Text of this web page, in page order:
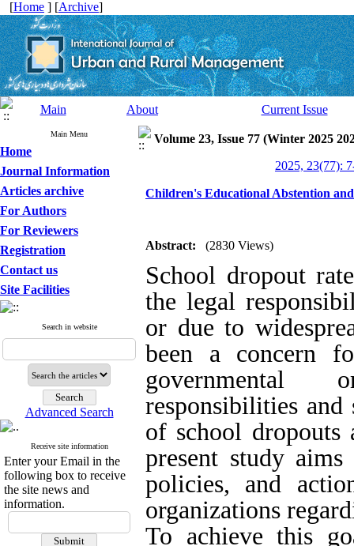
[Home ] [Archive]
Main About Current Issue
Main Menu
Home
Journal Information
Articles archive
For Authors
For Reviewers
Registration
Contact us
Site Facilities
Search in website
Advanced Search
Receive site information
Enter your Email in the
following box to receive
the site news and
information.
Volume 23, Issue 77 (Winter 2025
2025, 23(77):
Children's Educational Abstention
Abstract: (2830 Views)
School dropout
the legal
or due to
been a concern
governmental
responsibilities
of school dropouts
present study
policies, and
organizations
To achieve this